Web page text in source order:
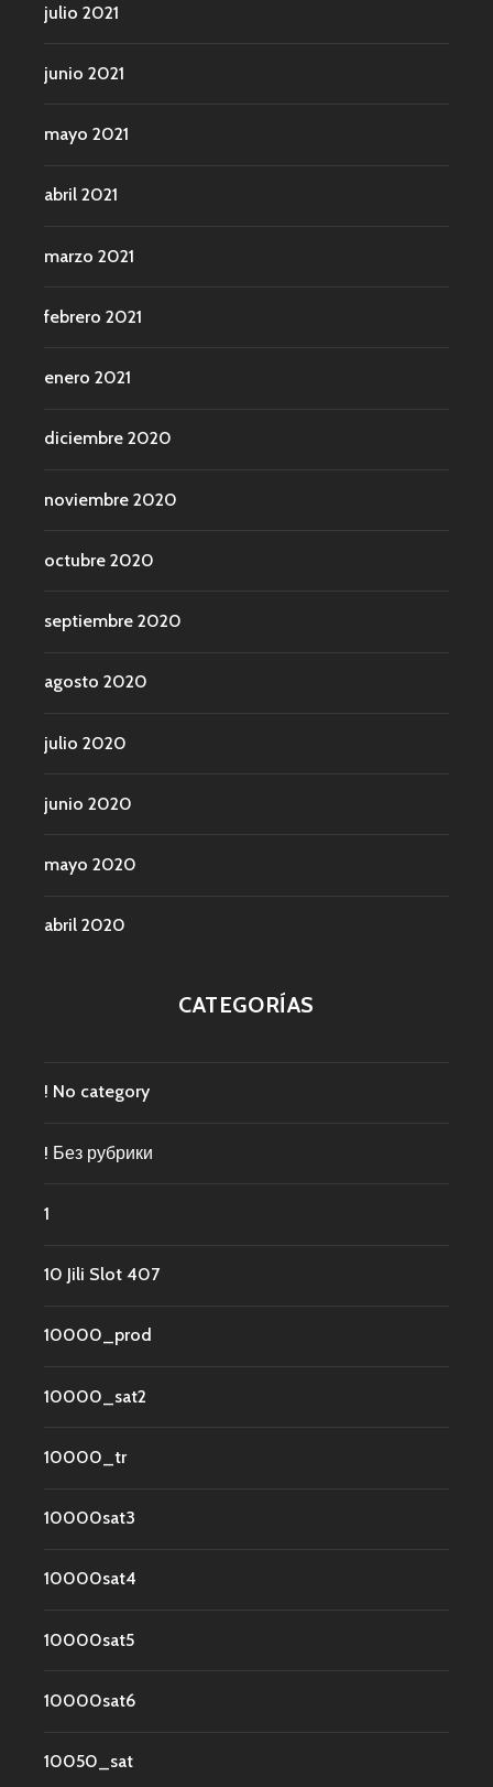
julio 2021
junio 2021
mayo 2021
abril 2021
marzo 2021
febrero 2021
enero 2021
diciembre 2020
noviembre 2020
octubre 2020
septiembre 2020
agosto 2020
julio 2020
junio 2020
mayo 2020
abril 2020
CATEGORÍAS
! No category
! Без рубрики
1
10 Jili Slot 407
10000_prod
10000_sat2
10000_tr
10000sat3
10000sat4
10000sat5
10000sat6
10050_sat